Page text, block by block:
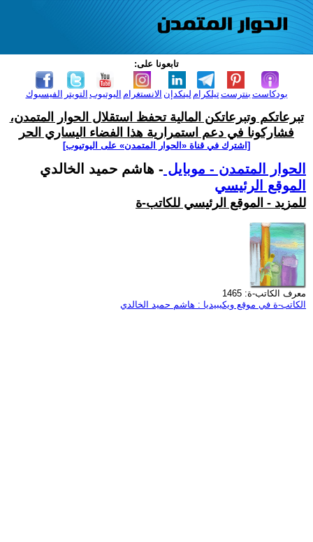
تابعونا على:
الفيسبوك التويتر اليوتيوب الانستغرام لينكدإن تيلكرامبنترست بودكاست
تبرعاتكم وتبرعاتكن المالية تحفظ استقلال الحوار المتمدن،
فشاركونا في دعم استمرارية هذا الفضاء اليساري الحر
[اشترك في قناة ‫«الحوار المتمدن» على اليوتيوب]
الحوار المتمدن - موبايل - هاشم حميد الخالدي
الموقع الرئيسي
للمزيد - الموقع الرئيسي للكاتب-ة
معرف الكاتب-ة: 1465
الكاتب-ة في موقع ويكيبيديا : هاشم حميد الخالدي